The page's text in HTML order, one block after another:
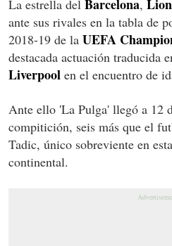
La estrella del Barcelona,
ante sus rivales en la tabla de
2018-19 de la UEFA
destacada actuación traducida
Liverpool en el encuentro de
Ante ello 'La Pulga' llegó a 12
compitición, seis más que el
Tadic, único sobreviente en
continental.